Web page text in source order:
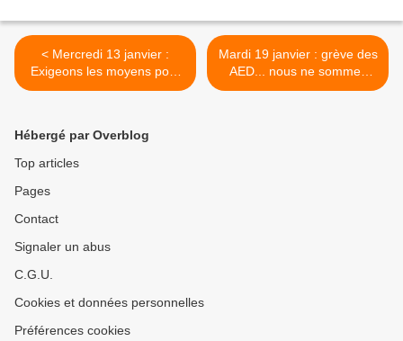
< Mercredi 13 janvier :
Exigeons les moyens pour
une école inclusive de
Mardi 19 janvier : grève des
AED... nous ne sommes
plus vos pions ! >
Hébergé par Overblog
Top articles
Pages
Contact
Signaler un abus
C.G.U.
Cookies et données personnelles
Préférences cookies